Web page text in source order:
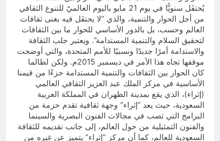
يُحتفَل سنويًّا في يوم 21 مايو باليوم العالميّ للتنوع الثقافي
من أجل الحوار والتنمية، والذي “لا يحتفَل فيه بغنى ثقافات
العالم وحسب، بل بالدور الأساسي للحوار ما بين الثقافات
لتحقيق السلام والتنمية المستدامة”. ويعتبر جلب الثقافة
والاستدامة أمرًا جديدًا ونسبيًا للأمم المتحدة، والتي أوضحت
موقفها تجاه هذا الأمر في ديسمبر 2015م. ولكن لطالما
كان الحوار بين الثقافات والتنمية المستدامة جزءًا من قيمنا
الأساسية في مركز الملك عبد العزيز الثقافي العالمي
(إثراء)، الذي يقع بمدينة الظهران في المملكة العربية
السعودية، حيث يعد “إثراء” وجهة ثقافية تقدم حزمة من
البرامج التي تصب في مجالات الفنون البصرية والسينما
والفنون التمثيلية من حول العالم، إلى جانب تقديمه للثقافة
السعودية للعالم، كما أن مركز “إثراء” يتميز عن غيره من